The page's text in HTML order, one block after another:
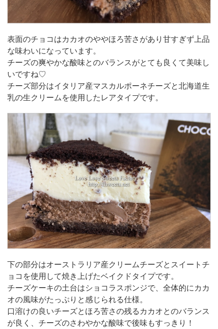
表面のチョコはカカオのややほろ苦さがあり甘すぎず上品
な味わいになっています。
チーズの爽やかな酸味とのバランスがとても良くて美味し
いですね♡
チーズ部分はイタリア産マスカルポーネチーズと北海道生
乳の生クリームを使用したレアタイプです。
下の部分はオーストラリア産クリームチーズとスイートチ
ョコを使用して焼き上げたベイクドタイプです。
チーズケーキの土台はショコラスポンジで、全体的にカカ
オの風味がたっぷりと感じられる仕様。
口溶けの良いチーズとほろ苦さの残るカカオとのバランス
が良く、チーズのさわやかな酸味で後味もすっきり！